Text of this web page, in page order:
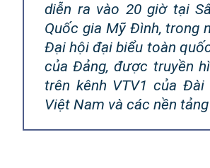
diễn ra vào 20 giờ tại
Quốc gia Mỹ Đình, trong
Đại hội đại biểu toàn
của Đảng, được truyền
trên kênh VTV1 của Đài
Việt Nam và các nền